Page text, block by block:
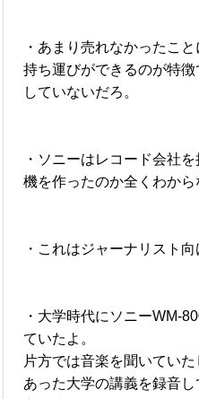
・あまり売れなかったこと
持ち運びができるのが特
していないだろ。
・ソニーはレコード会社
機を作ったのか全くわから
・これはジャーナリスト
・大学時代にソニーWM-
ていたよ。
片方では音楽を聞いてい
あった大学の講義を録音し